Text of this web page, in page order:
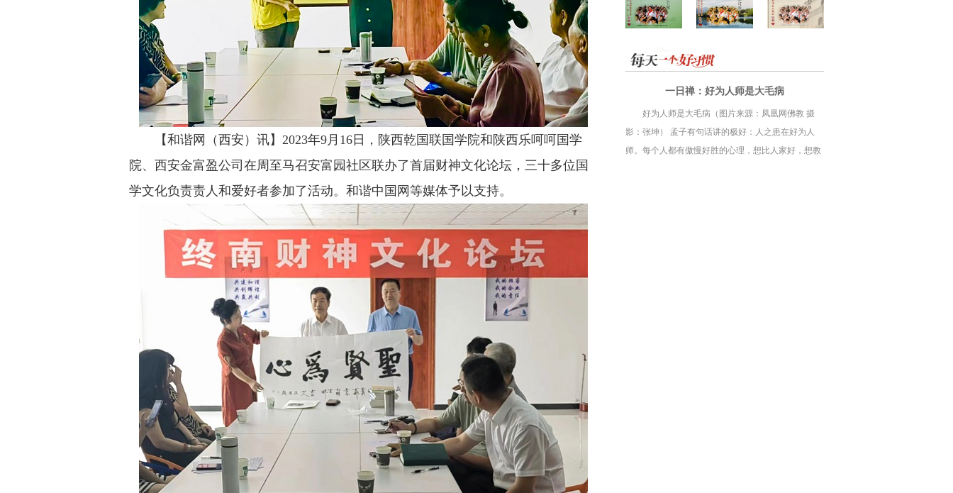
【和谐网（西安）讯】2023年9月16日，陕西乾国联国学院和陕西乐呵呵国学
院、西安金富盈公司在周至马召安富园社区联办了首届财神文化论坛，三十多位国
学文化负责责人和爱好者参加了活动。和谐中国网等媒体予以支持。
一日禅：好为人师是大毛病
好为人师是大毛病（图片来源：凤凰网佛教 摄
影：张坤） 孟子有句话讲的极好：人之患在好为人
师。每个人都有傲慢好胜的心理，想比人家好，想教